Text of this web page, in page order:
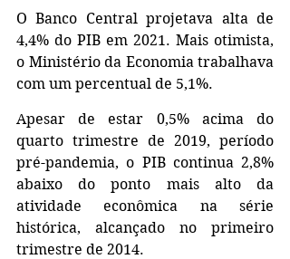
O Banco Central projetava alta de
4,4% do PIB em 2021. Mais otimista,
o Ministério da Economia trabalhava
com um percentual de 5,1%.
Apesar de estar 0,5% acima do
quarto trimestre de 2019, período
pré-pandemia, o PIB continua 2,8%
abaixo do ponto mais alto da
atividade econômica na série
histórica, alcançado no primeiro
trimestre de 2014.